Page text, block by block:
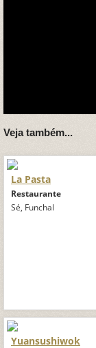
Veja também...
La Pasta
Restaurante
Sé, Funchal
Yuansushiwok